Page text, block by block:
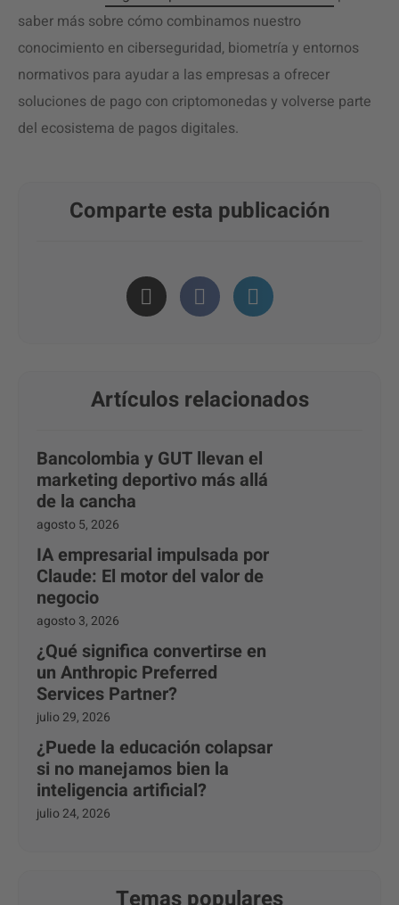
saber más sobre cómo combinamos nuestro
conocimiento en ciberseguridad, biometría y entornos
normativos para ayudar a las empresas a ofrecer
soluciones de pago con criptomonedas y volverse parte
del ecosistema de pagos digitales.
Comparte esta publicación
Artículos relacionados
Bancolombia y GUT llevan el
marketing deportivo más allá
de la cancha
agosto 5, 2026
IA empresarial impulsada por
Claude: El motor del valor de
negocio
agosto 3, 2026
¿Qué significa convertirse en
un Anthropic Preferred
Services Partner?
julio 29, 2026
¿Puede la educación colapsar
si no manejamos bien la
inteligencia artificial?
julio 24, 2026